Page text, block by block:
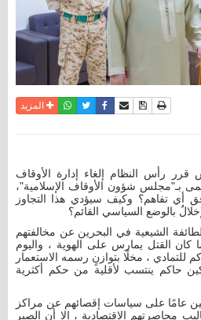
نسخة للطباعة
حفظ الموضوع
أرسل الى صديق
فيسبوكتويترواتسابالمزيد
رأس النظام إلغاء إدارة الأوقاف
بـ"مجلس شؤون الأوقاف الإسلامية"،
تفاهم؟ وكيف سيؤدي هذا التجاوز
بالوضع السياسي القائم؟
زعماء الطائفة الشيعية في البحرين عن مخالفتهم
كان القتل يمارس على الهوية ، واليوم
عاد الحاكم للتمادي ، مخلًا بتوازنٍ رسمه الاستعمار
حاكم ينتسب لأقلية من حكم أكثرية
عامًا على سياسات إقصائهم عن مراكز
محاصرتهم الاقتصادية ، إلا أن الصبر